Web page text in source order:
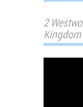
2
Kingdom